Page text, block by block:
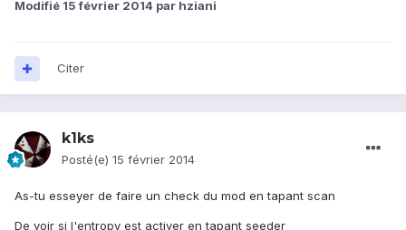
Modifié 15 février 2014 par hziani
Citer
k1ks
Posté(e) 15 février 2014
As-tu esseyer de faire un check du mod en tapant scan
De voir si l'entropy est activer en tapant seeder